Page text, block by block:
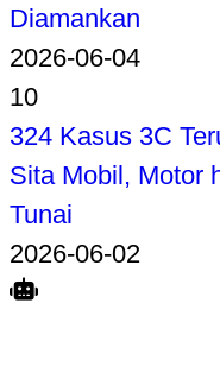
Diamankan
2026-06-04
10
324 Kasus 3C
Sita Mobil, Motor
Tunai
2026-06-02